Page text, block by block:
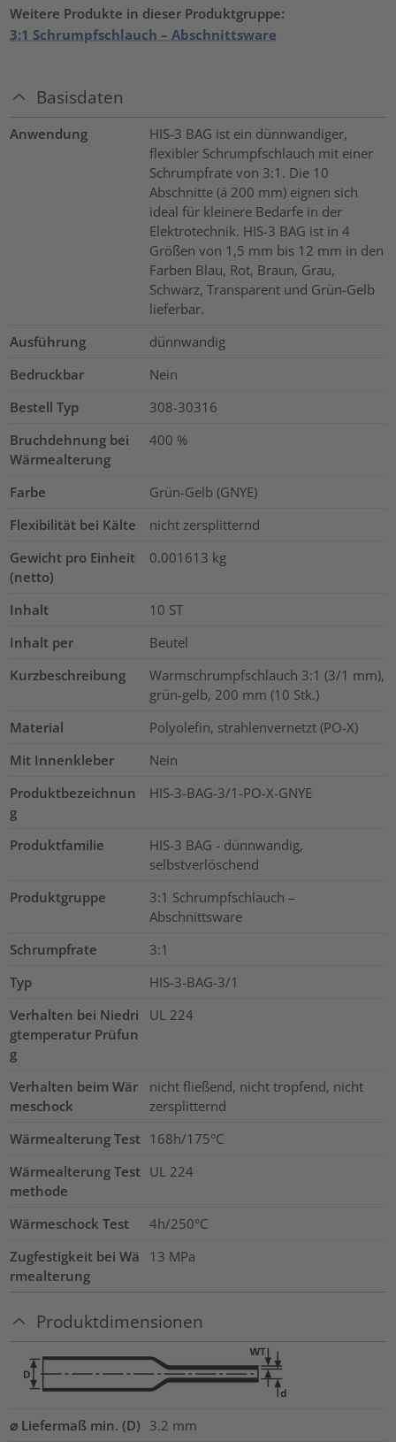
Weitere Produkte in dieser Produktgruppe:
3:1 Schrumpfschlauch – Abschnittsware
Basisdaten
Anwendung
HIS-3 BAG ist ein dünnwandiger,
flexibler Schrumpfschlauch mit einer
Schrumpfrate von 3:1. Die 10
Abschnitte (á 200 mm) eignen sich
ideal für kleinere Bedarfe in der
Elektrotechnik. HIS-3 BAG ist in 4
Größen von 1,5 mm bis 12 mm in den
Farben Blau, Rot, Braun, Grau,
Schwarz, Transparent und Grün-Gelb
lieferbar.
Ausführung
dünnwandig
Bedruckbar
Nein
Bestell Typ
308-30316
Bruchdehnung bei
Wärmealterung
400 %
Farbe
Grün-Gelb (GNYE)
Flexibilität bei Kälte
nicht zersplitternd
Gewicht pro Einheit
(netto)
0.001613 kg
Inhalt 10 ST
Inhalt per
Beutel
Kurzbeschreibung
Warmschrumpfschlauch 3:1 (3/1 mm),
grün-gelb, 200 mm (10 Stk.)
Material
Polyolefin, strahlenvernetzt (PO-X)
Mit Innenkleber
Nein
Produktbezeichnun
g
HIS-3-BAG-3/1-PO-X-GNYE
Produktfamilie
HIS-3 BAG - dünnwandig,
selbstverlöschend
Produktgruppe
3:1 Schrumpfschlauch –
Abschnittsware
Schrumpfrate
3:1
Typ
HIS-3-BAG-3/1
Verhalten bei Niedri
gtemperatur Prüfun
g
UL 224
Verhalten beim Wär
meschock
nicht fließend, nicht tropfend, nicht
zersplitternd
Wärmealterung Test 168h/175°C
Wärmealterung Test
methode
UL 224
Wärmeschock Test
4h/250°C
Zugfestigkeit bei Wä
rmealterung
13 MPa
Produktdimensionen
⌀ Liefermaß min. (D) 3.2 mm